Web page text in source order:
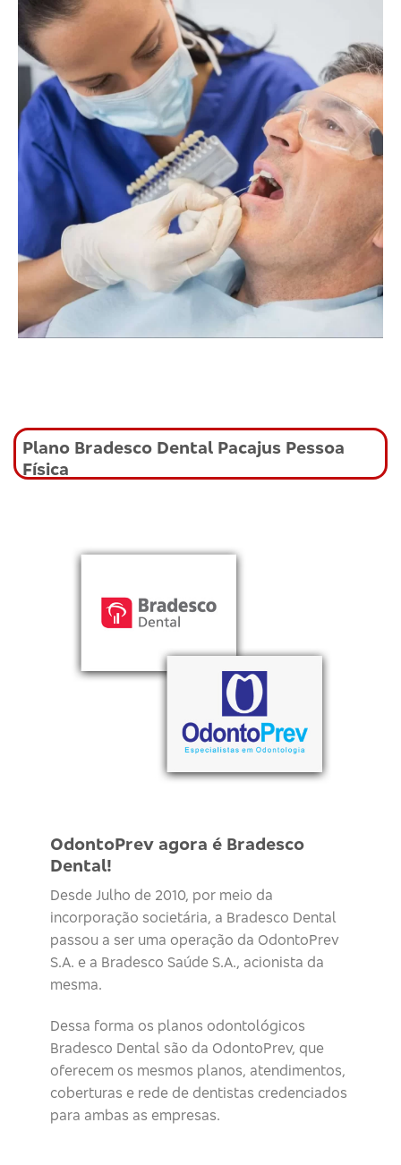
Plano Bradesco Dental Pacajus Pessoa
Física
OdontoPrev agora é Bradesco
Dental!
Desde Julho de 2010, por meio da
incorporação societária, a Bradesco Dental
passou a ser uma operação da OdontoPrev
S.A. e a Bradesco Saúde S.A., acionista da
mesma.
Dessa forma os planos odontológicos
Bradesco Dental são da OdontoPrev, que
oferecem os mesmos planos, atendimentos,
coberturas e rede de dentistas credenciados
para ambas as empresas.